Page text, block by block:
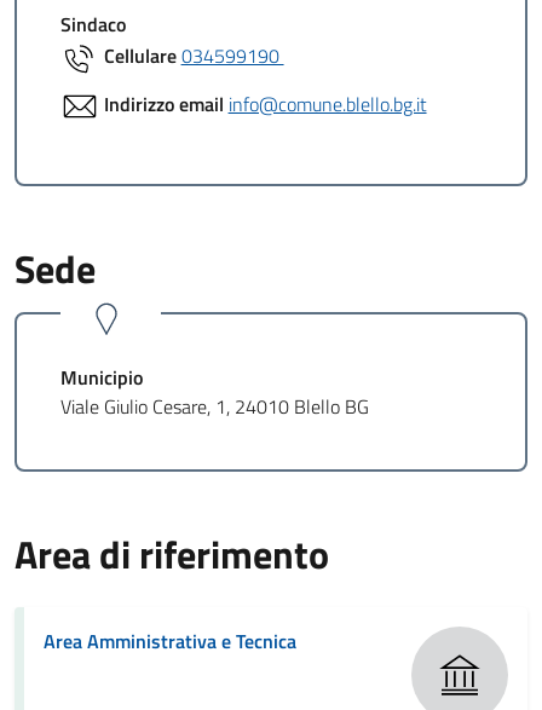
Sindaco
Cellulare034599190
Indirizzo email info@comune.blello.bg.it
Sede
Municipio
Viale Giulio Cesare, 1, 24010 Blello BG
Area di riferimento
Area Amministrativa e Tecnica